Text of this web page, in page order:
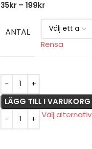
35kr – 199kr
ANTAL
Rensa
LÄGG TILL I VARUKORG
Välj alternativ